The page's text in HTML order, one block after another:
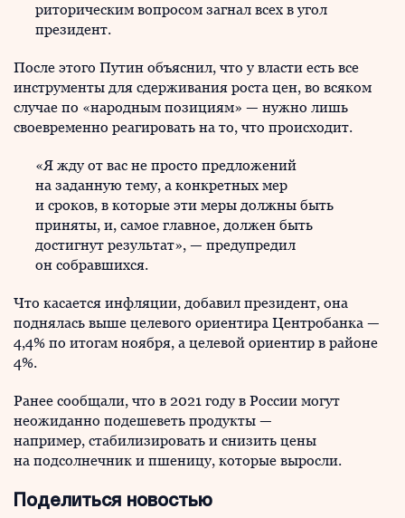
риторическим вопросом загнал всех в угол
президент.
После этого Путин объяснил, что у власти есть все
инструменты для сдерживания роста цен, во всяком
случае по «народным позициям» — нужно лишь
своевременно реагировать на то, что происходит.
«Я жду от вас не просто предложений
на заданную тему, а конкретных мер
и сроков, в которые эти меры должны быть
приняты, и, самое главное, должен быть
достигнут результат», — предупредил
он собравшихся.
Что касается инфляции, добавил президент, она
поднялась выше целевого ориентира Центробанка —
4,4% по итогам ноября, а целевой ориентир в районе
4%.
Ранее сообщали, что в 2021 году в России могут
неожиданно подешеветь продукты —
например, стабилизировать и снизить цены
на подсолнечник и пшеницу, которые выросли.
Поделиться новостью